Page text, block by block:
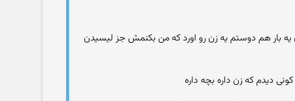
بار هم دوستم یه زن رو اورد که من بکنمش جز لیسیدن